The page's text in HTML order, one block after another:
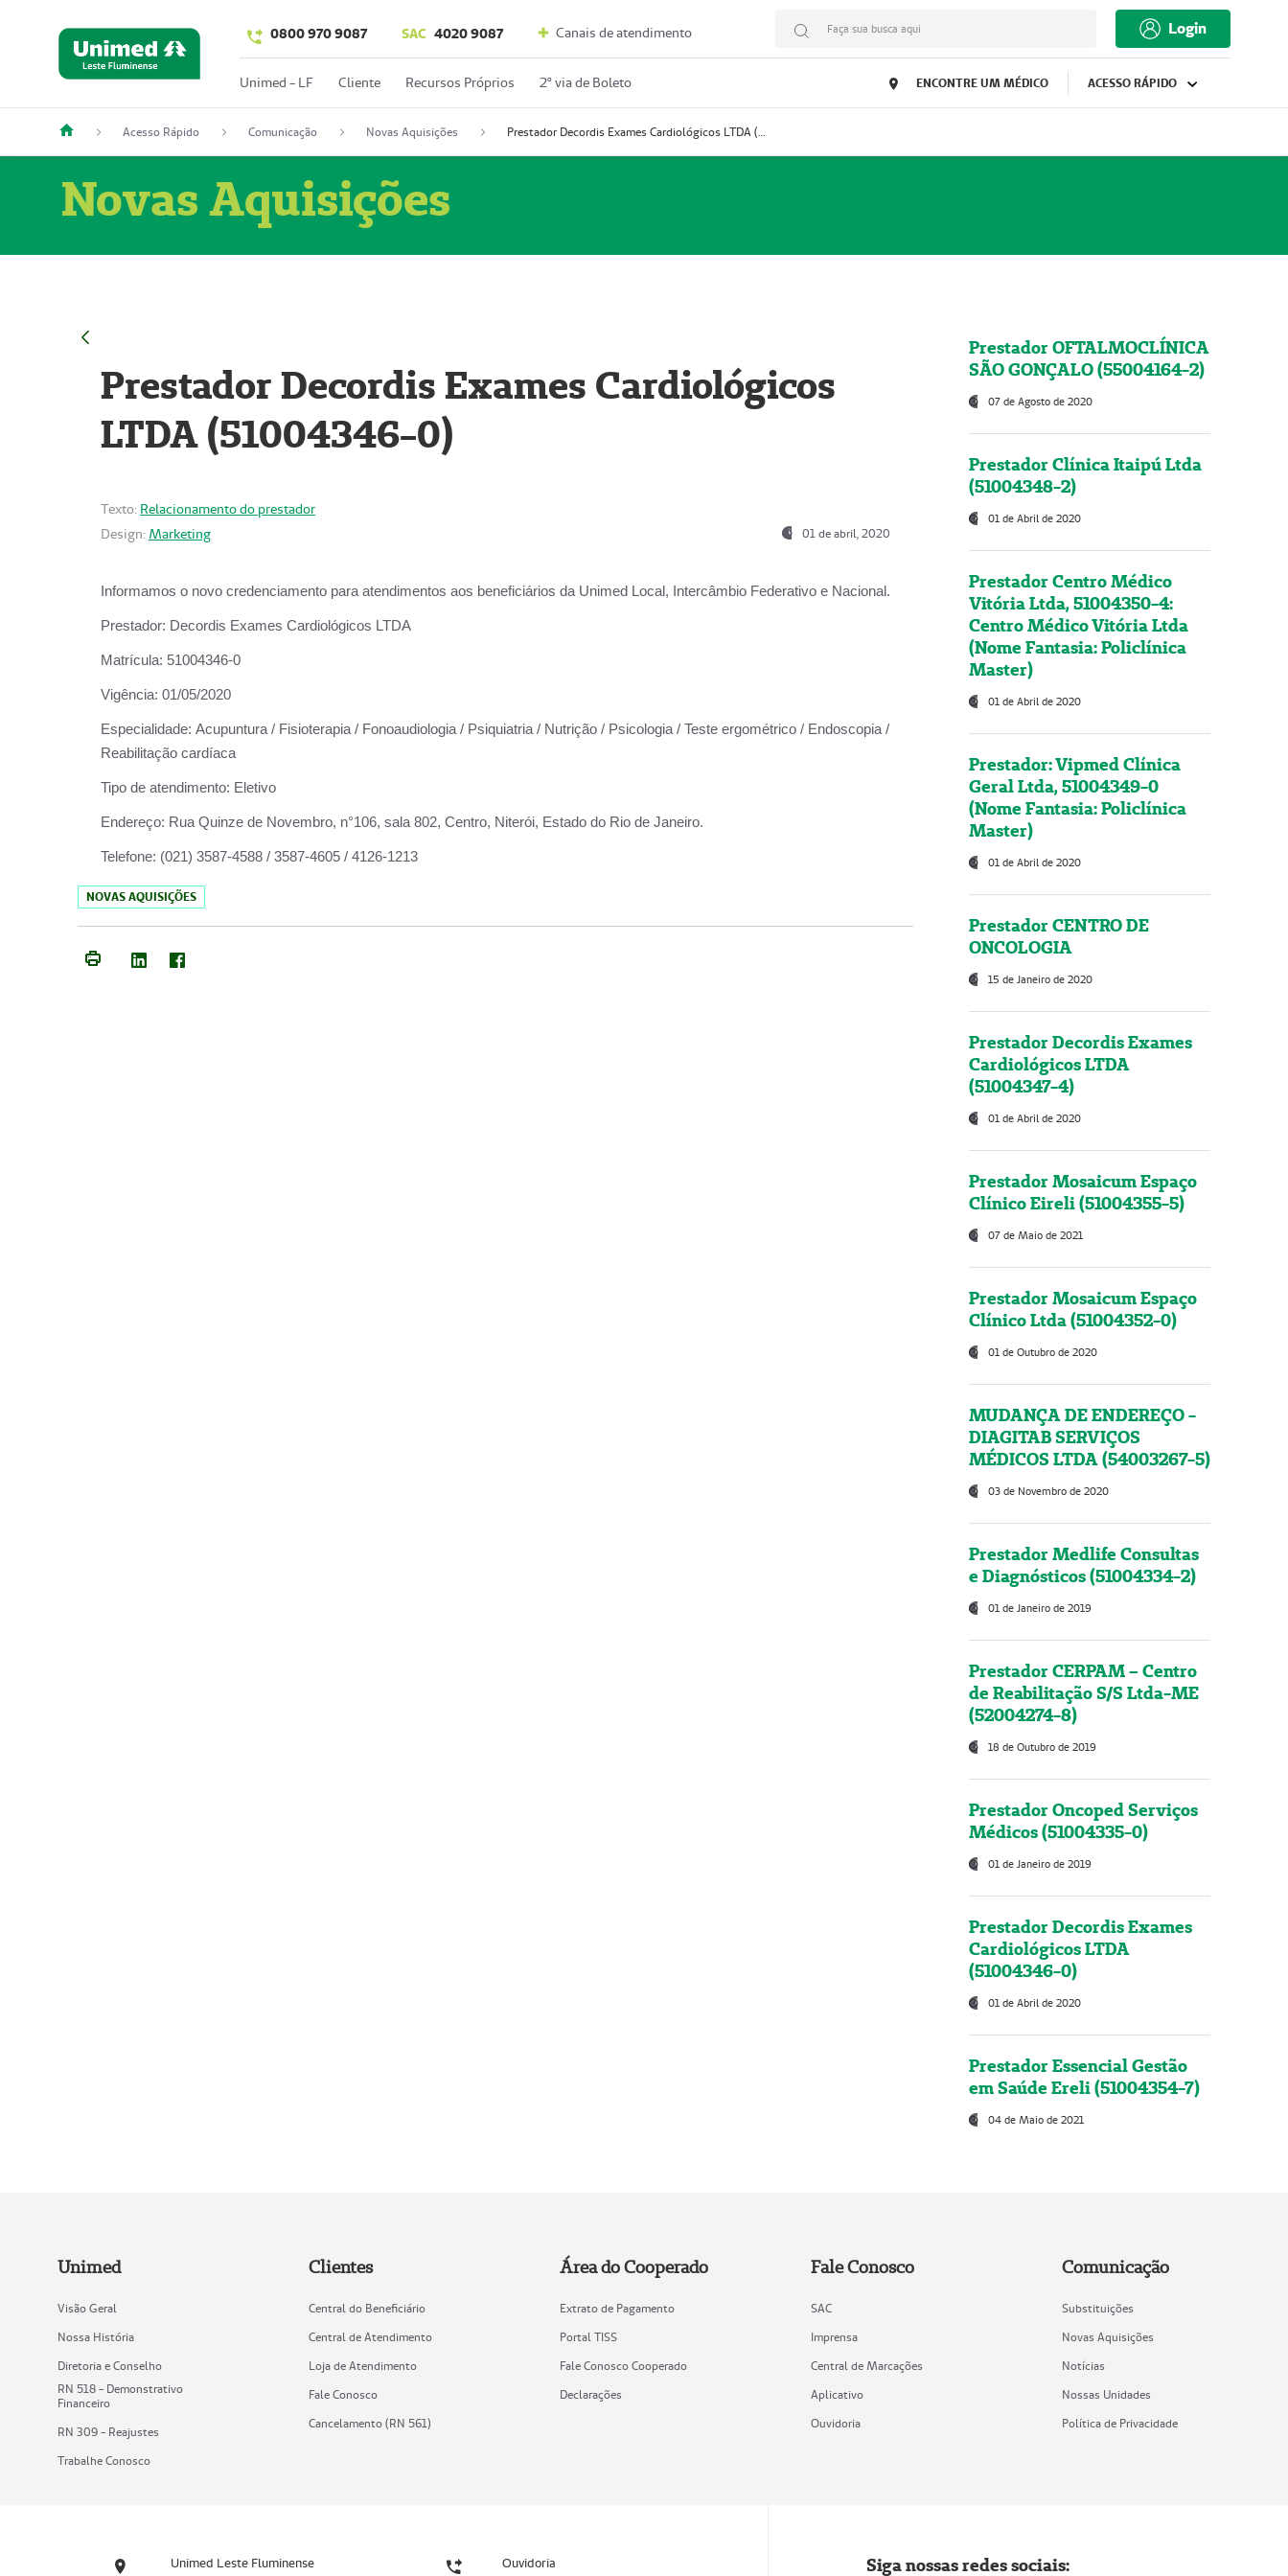
0800 970 9087 SAC 4020 9087 Canais de atendimento Faça sua busca aqui Login
Unimed - LF Cliente Recursos Próprios 2º via de Boleto ENCONTRE UM MÉDICO ACESSO RÁPIDO
Acesso Rápido Comunicação Novas Aquisições Prestador Decordis Exames Cardiológicos LTDA (51004346-0)
Novas Aquisições
Prestador Decordis Exames Cardiológicos
LTDA (51004346-0)
Texto: Relacionamento do prestador
Design: Marketing 01 de abril, 2020
Informamos o novo credenciamento para atendimentos aos beneficiários da Unimed Local, Intercâmbio Federativo e Nacional.
Prestador: Decordis Exames Cardiológicos LTDA
Matrícula: 51004346-0
Vigência: 01/05/2020
Especialidade: Acupuntura / Fisioterapia / Fonoaudiologia / Psiquiatria / Nutrição / Psicologia / Teste ergométrico / Endoscopia /
Reabilitação cardíaca
Tipo de atendimento: Eletivo
Endereço: Rua Quinze de Novembro, n°106, sala 802, Centro, Niterói, Estado do Rio de Janeiro.
Telefone: (021) 3587-4588 / 3587-4605 / 4126-1213
NOVAS AQUISIÇÕES
Prestador OFTALMOCLÍNICA
SÃO GONÇALO (55004164-2)
07 de Agosto de 2020
Prestador Clínica Itaipú Ltda
(51004348-2)
01 de Abril de 2020
Prestador Centro Médico
Vitória Ltda, 51004350-4:
Centro Médico Vitória Ltda
(Nome Fantasia: Policlínica
Master)
01 de Abril de 2020
Prestador: Vipmed Clínica
Geral Ltda, 51004349-0
(Nome Fantasia: Policlínica
Master)
01 de Abril de 2020
Prestador CENTRO DE
ONCOLOGIA
15 de Janeiro de 2020
Prestador Decordis Exames
Cardiológicos LTDA
(51004347-4)
01 de Abril de 2020
Prestador Mosaicum Espaço
Clínico Eireli (51004355-5)
07 de Maio de 2021
Prestador Mosaicum Espaço
Clínico Ltda (51004352-0)
01 de Outubro de 2020
MUDANÇA DE ENDEREÇO -
DIAGITAB SERVIÇOS
MÉDICOS LTDA (54003267-5)
03 de Novembro de 2020
Prestador Medlife Consultas
e Diagnósticos (51004334-2)
01 de Janeiro de 2019
Prestador CERPAM – Centro
de Reabilitação S/S Ltda-ME
(52004274-8)
18 de Outubro de 2019
Prestador Oncoped Serviços
Médicos (51004335-0)
01 de Janeiro de 2019
Prestador Decordis Exames
Cardiológicos LTDA
(51004346-0)
01 de Abril de 2020
Prestador Essencial Gestão
em Saúde Ereli (51004354-7)
04 de Maio de 2021
Unimed
Visão Geral
Nossa História
Diretoria e Conselho
RN 518 - Demonstrativo
Financeiro
RN 309 - Reajustes
Trabalhe Conosco
Clientes
Central do Beneficiário
Central de Atendimento
Loja de Atendimento
Fale Conosco
Cancelamento (RN 561)
Área do Cooperado
Extrato de Pagamento
Portal TISS
Fale Conosco Cooperado
Declarações
Fale Conosco
SAC
Imprensa
Central de Marcações
Aplicativo
Ouvidoria
Comunicação
Substituições
Novas Aquisições
Notícias
Nossas Unidades
Política de Privacidade
Unimed Leste Fluminense Ouvidoria Siga nossas redes sociais: